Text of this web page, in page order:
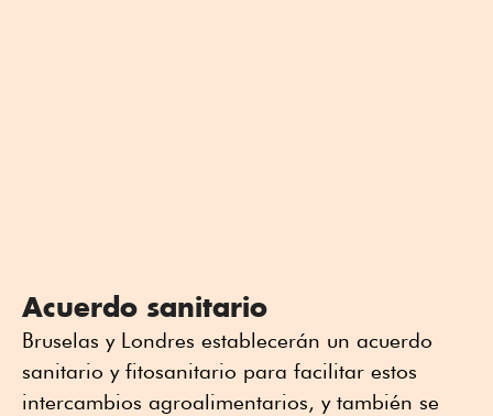
Acuerdo sanitario
Bruselas y Londres establecerán un acuerdo
sanitario y fitosanitario para facilitar estos
intercambios agroalimentarios, y también se